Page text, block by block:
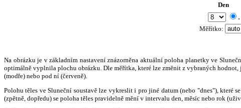
Den
.
Měřítko:
Na obrázku je v základním nastavení znázorněna aktuální poloha planetky ve
optimálně vyplnila plochu obrázku. Dle měřítka, které lze změnit z vybraných
(modře) nebo pod ní (červeně).
Polohu těles ve Sluneční soustavě lze vykreslit i pro jiné datum (nebo "dnes"), které
(zpětně, dopředu) se poloha těles pravidelně mění v intervalu den, měsíc nebo rok